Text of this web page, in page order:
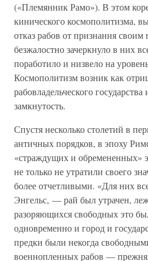
(«Племянник Рамо»). В этом
кинического космополитизма,
отказ рабов от признания своим
безжалостно зачеркнуло в них
поработило и низвело на
Космополитизм возник как
рабовладельческого
замкнутость.
Спустя несколько столетий в
античных порядков, в эпоху
«страждущих и обремененных»
не только не утратили своего
более отчетливыми. «Для них
Энгельс, — рай был утрачен,
разоряющихся свободных это
одновременно и город и
предки были некогда
военнопленных рабов —